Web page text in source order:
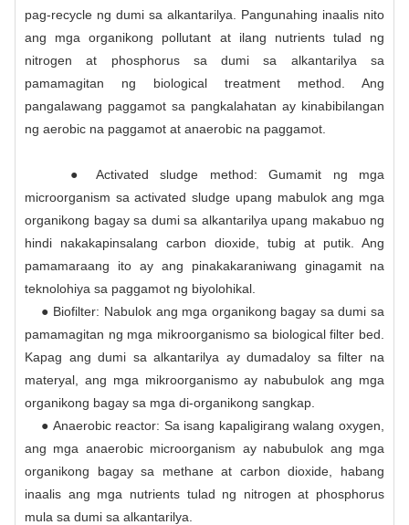
pag-recycle ng dumi sa alkantarilya. Pangunahing inaalis nito
ang mga organikong pollutant at ilang nutrients tulad ng
nitrogen at phosphorus sa dumi sa alkantarilya sa
pamamagitan ng biological treatment method. Ang
pangalawang paggamot sa pangkalahatan ay kinabibilangan
ng aerobic na paggamot at anaerobic na paggamot.
● Activated sludge method: Gumamit ng mga
microorganism sa activated sludge upang mabulok ang mga
organikong bagay sa dumi sa alkantarilya upang makabuo ng
hindi nakakapinsalang carbon dioxide, tubig at putik. Ang
pamamaraang ito ay ang pinakakaraniwang ginagamit na
teknolohiya sa paggamot ng biyolohikal.
● Biofilter: Nabulok ang mga organikong bagay sa dumi sa
pamamagitan ng mga mikroorganismo sa biological filter bed.
Kapag ang dumi sa alkantarilya ay dumadaloy sa filter na
materyal, ang mga mikroorganismo ay nabubulok ang mga
organikong bagay sa mga di-organikong sangkap.
● Anaerobic reactor: Sa isang kapaligirang walang oxygen,
ang mga anaerobic microorganism ay nabubulok ang mga
organikong bagay sa methane at carbon dioxide, habang
inaalis ang mga nutrients tulad ng nitrogen at phosphorus
mula sa dumi sa alkantarilya.